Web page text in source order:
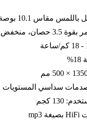
الضوضاء
سداسي المستويات
130 كجم